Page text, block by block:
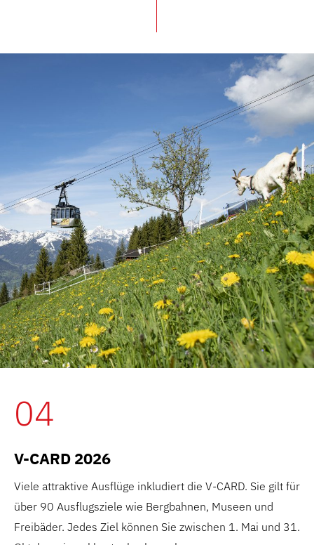
04
V-CARD 2026
Viele attraktive Ausflüge inkludiert die V-CARD. Sie gilt für
über 90 Ausflugsziele wie Bergbahnen, Museen und
Freibäder. Jedes Ziel können Sie zwischen 1. Mai und 31.